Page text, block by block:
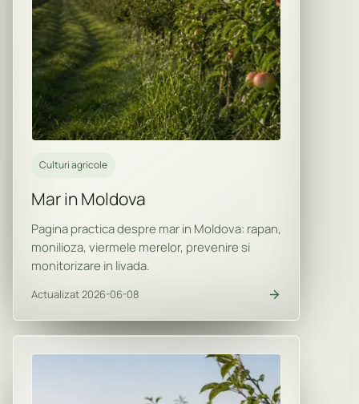
Culturi agricole
Mar in Moldova
Pagina practica despre mar in Moldova: rapan,
monilioza, viermele merelor, prevenire si
monitorizare in livada.
Actualizat 2026-06-08